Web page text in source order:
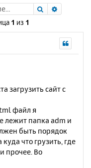
Поиск
1 из 1
загрузить сайт с
файл я
лежит папка adm и
быть порядок
что грузить, где
прочее. Во